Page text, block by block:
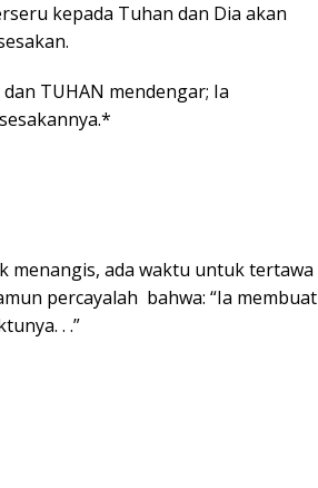
kepada Tuhan dan Dia akan
TUHAN mendengar; Ia
menangis, ada waktu untuk tertawa
percayalah bahwa: “Ia membuat
. .”